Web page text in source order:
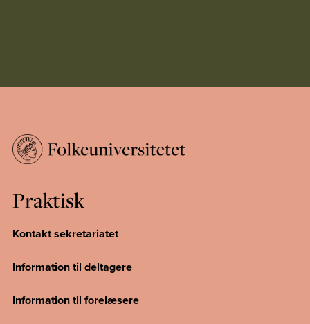
Praktisk
Kontakt sekretariatet
Information til deltagere
Information til forelæsere